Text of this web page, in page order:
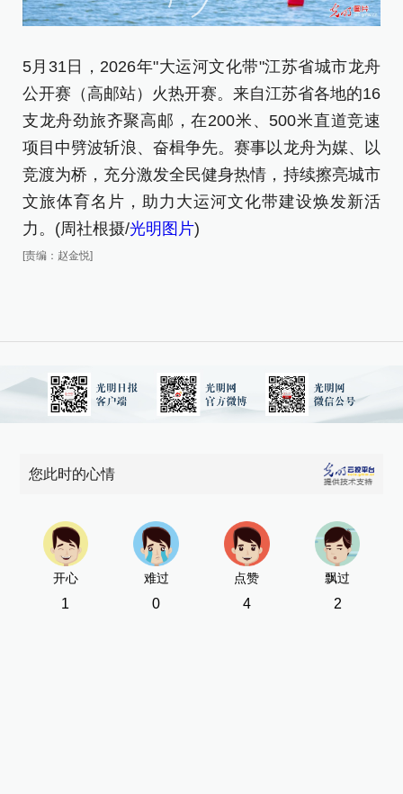
5月31日，2026年"大运河文化带"江苏省城市龙舟
公开赛（高邮站）火热开赛。来自江苏省各地的16
支龙舟劲旅齐聚高邮，在200米、500米直道竞速
项目中劈波斩浪、奋楫争先。赛事以龙舟为媒、以
竞渡为桥，充分激发全民健身热情，持续擦亮城市
文旅体育名片，助力大运河文化带建设焕发新活
力。(周社根摄/光明图片)
[责编：赵金悦]
您此时的心情
开心
1
难过
0
点赞
4
飘过
2